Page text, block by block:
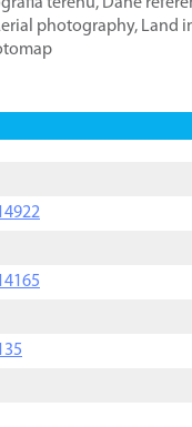
photography, Land